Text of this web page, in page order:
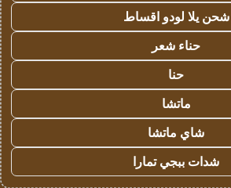
شحن يلا لودو اقساط
حناء شعر
حنا
ماتشا
شاي ماتشا
شدات ببجي تمارا